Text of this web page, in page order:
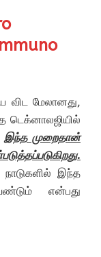
மேலானது,
டெக்னாலஜியில்
இந்த முறைதான்
இந்த
என்பது